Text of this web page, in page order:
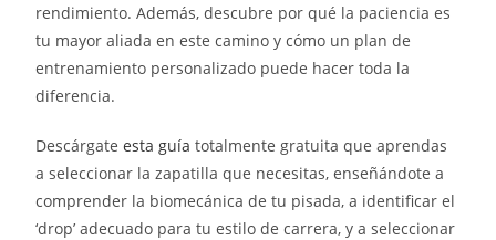
rendimiento. Además, descubre por qué la paciencia es
tu mayor aliada en este camino y cómo un plan de
entrenamiento personalizado puede hacer toda la
diferencia.
Descárgateesta guía totalmente gratuita que aprendas
a seleccionar la zapatilla que necesitas, enseñándote a
comprender la biomecánica de tu pisada, a identificar el
‘drop’ adecuado para tu estilo de carrera, y a seleccionar